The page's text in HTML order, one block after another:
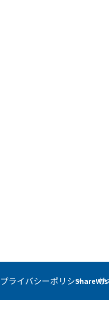
プライバシーポリシー サ